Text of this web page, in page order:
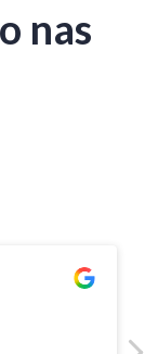
nas